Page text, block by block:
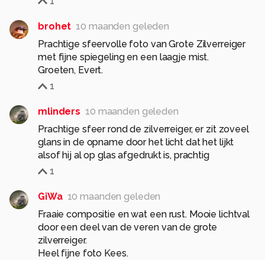
brohet 10 maanden geleden
Prachtige sfeervolle foto van Grote Zilverreiger
met fijne spiegeling en een laagje mist.
Groeten, Evert.
1
mlinders 10 maanden geleden
Prachtige sfeer rond de zilverreiger, er zit zoveel
glans in de opname door het licht dat het lijkt
alsof hij al op glas afgedrukt is, prachtig
1
GiWa 10 maanden geleden
Fraaie compositie en wat een rust. Mooie lichtval
door een deel van de veren van de grote
zilverreiger.
Heel fijne foto Kees.